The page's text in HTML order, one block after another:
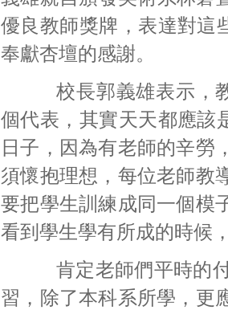
優良教師獎牌，表達對這
奉獻杏壇的感謝。
校長郭義雄表示，
個代表，其實天天都應該
日子，因為有老師的辛勞
須懷抱理想，每位老師教
要把學生訓練成同一個模
看到學生學有所成的時候
肯定老師們平時的付
習，除了本科系所學，更